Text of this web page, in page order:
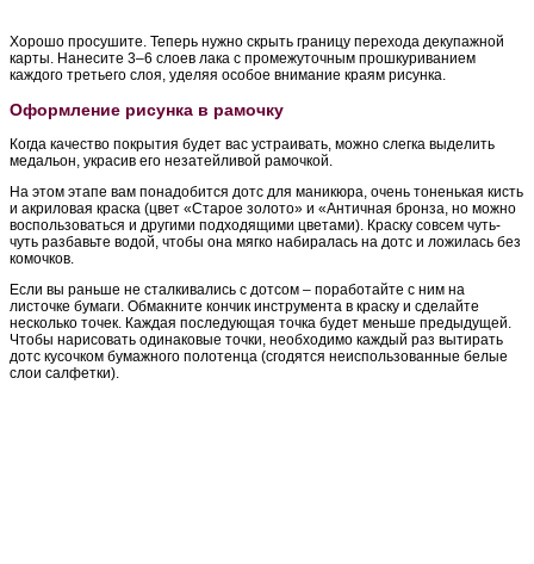
Хорошо просушите. Теперь нужно скрыть границу перехода декупажной
карты. Нанесите 3–6 слоев лака с промежуточным прошкуриванием
каждого третьего слоя, уделяя особое внимание краям рисунка.
Оформление рисунка в рамочку
Когда качество покрытия будет вас устраивать, можно слегка выделить
медальон, украсив его незатейливой рамочкой.
На этом этапе вам понадобится дотс для маникюра, очень тоненькая кисть
и акриловая краска (цвет «Старое золото» и «Античная бронза, но можно
воспользоваться и другими подходящими цветами). Краску совсем чуть-
чуть разбавьте водой, чтобы она мягко набиралась на дотс и ложилась без
комочков.
Если вы раньше не сталкивались с дотсом – поработайте с ним на
листочке бумаги. Обмакните кончик инструмента в краску и сделайте
несколько точек. Каждая последующая точка будет меньше предыдущей.
Чтобы нарисовать одинаковые точки, необходимо каждый раз вытирать
дотс кусочком бумажного полотенца (сгодятся неиспользованные белые
слои салфетки).